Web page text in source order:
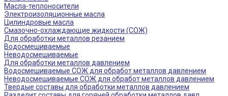
Масла-теплоносители
Электроизоляционные масла
Цилиндровые масла
Смазочно-охлаждающие жидкости (СОЖ)
Для обработки металлов резанием
Водосмешиваемые
Неводосмешиваемые
Для обработки металлов давлением
Водосмешиваемые СОЖ для обработ металлов давлением
Неводосмешиваемые СОЖ для обработ металлов давлением
Твердые составы для обработки металлов давлением